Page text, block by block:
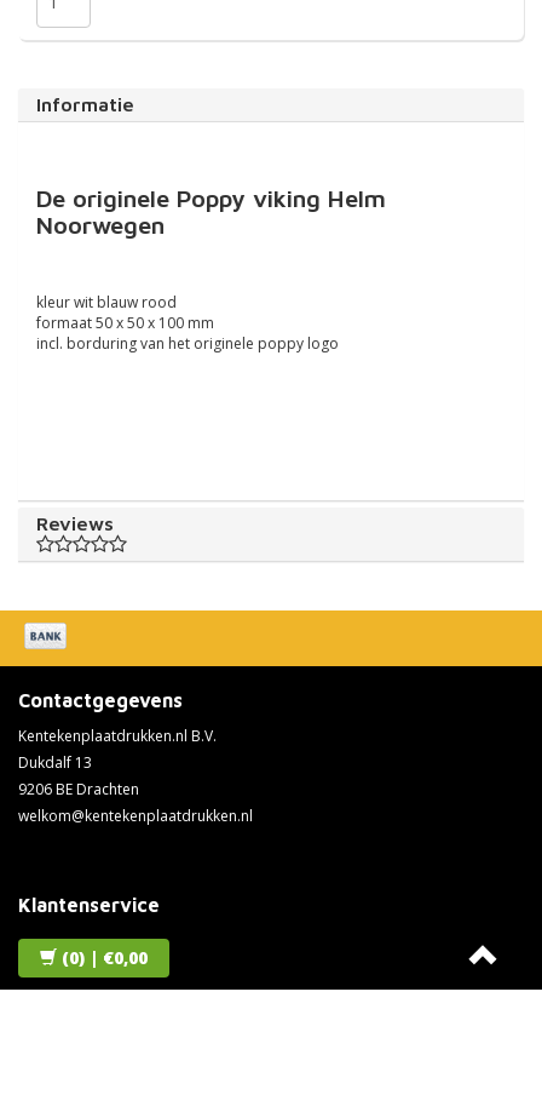
Informatie
De originele Poppy viking Helm
Noorwegen
kleur wit blauw rood
formaat 50 x 50 x 100 mm
incl. borduring van het originele poppy logo
Reviews
Contactgegevens
Kentekenplaatdrukken.nl B.V.
Dukdalf 13
9206 BE Drachten
welkom@kentekenplaatdrukken.nl
Klantenservice
Over ons
Algemene voorwaarden
Verzendkosten
(0) | €0,00